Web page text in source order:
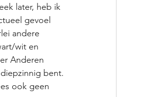
later, heb ik
gevoel
andere
wit en
Anderen
bent.
ook geen